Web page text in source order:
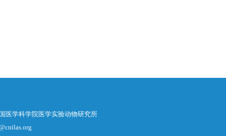
医学科学院医学实验动物研究所